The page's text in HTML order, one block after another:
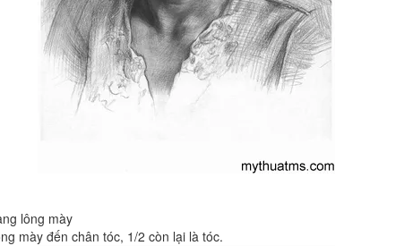
lông mày
mày đến chân tóc, 1/2 còn lại là tóc.